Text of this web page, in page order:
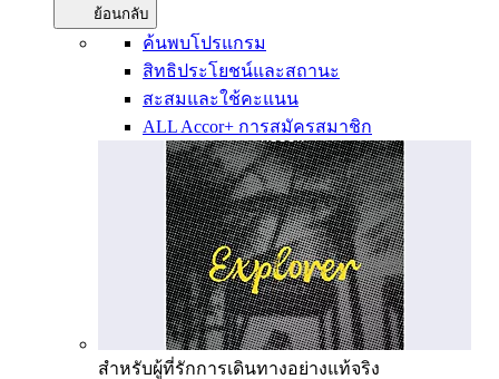
ย้อนกลับ
ค้นพบโปรแกรม
สิทธิประโยชน์และสถานะ
สะสมและใช้คะแนน
ALL Accor+ การสมัครสมาชิก
สำหรับผู้ที่รักการเดินทางอย่างแท้จริง